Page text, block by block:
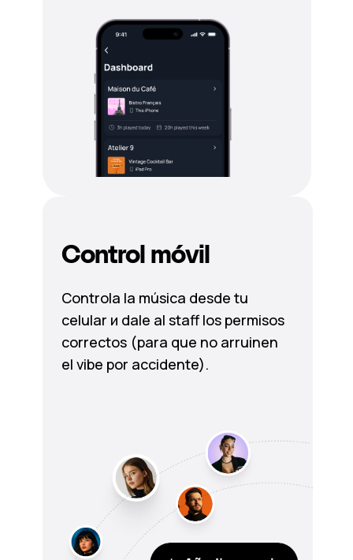
Control móvil
Controla la música desde tu
celular и dale al staff los permisos
correctos (para que no arruinen
el vibe por accidente).